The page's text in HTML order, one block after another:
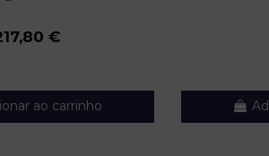
€
ao carrinho